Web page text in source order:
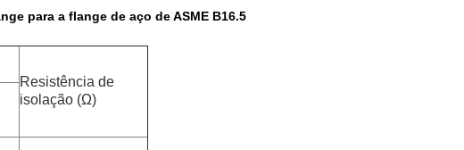
para a flange de aço de ASME B16.5
Resistência de
isolação (Ω)